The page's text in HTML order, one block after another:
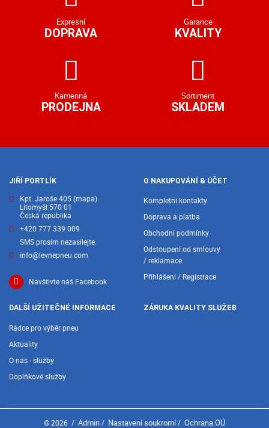
Expresní
DOPRAVA
Garance
KVALITY
Kamenná
PRODEJNA
Sortiment
SKLADEM
JIŘÍ PORTLÍK
Kpt. Jaroše 405(mapa)
Litomyšl 570 01
Česká republika
+420 777 339 009
SMS prosím nezasílejte.
info@levnepneu.com
Navštivte náš Facebook
O NAKUPOVÁNÍ & ÚČET
Kompletní kontakty
Doprava a platba
Obchodní podmínky
Odstoupení od smlouvy
/ reklamace
Přihlášení / Registrace
DALŠÍ UŽITEČNÉ INFORMACE
Rádce pro výběr pneu
Aktuality
O nás - služby
Doplňkové služby
ZÁRUKA KVALITY SLUŽEB
© 2026 / Admin/ Nastavení soukromí/ Ochrana OÚ